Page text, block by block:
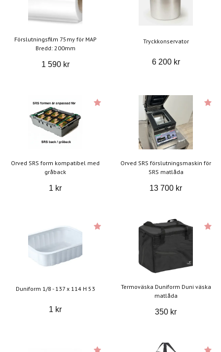
Förslutningsfilm 75my för MAP
Bredd: 200mm
1 590 kr
Tryckkonservator
6 200 kr
Orved SRS form kompatibel med
gråback
1 kr
Orved SRS förslutningsmaskin för
SRS matlåda
13 700 kr
Duniform 1/8 - 137 x 114 H 53
1 kr
Termoväska Duniform Duni väska
matlåda
350 kr